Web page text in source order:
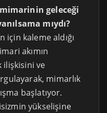
geleceği
mıydı?
için kaleme aldığı
akımın
ilişkisini ve
mimarlık
başlatıyor.
yükselişine